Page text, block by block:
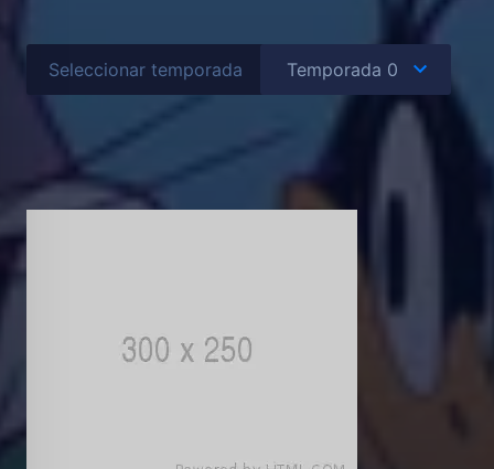
Seleccionar temporada